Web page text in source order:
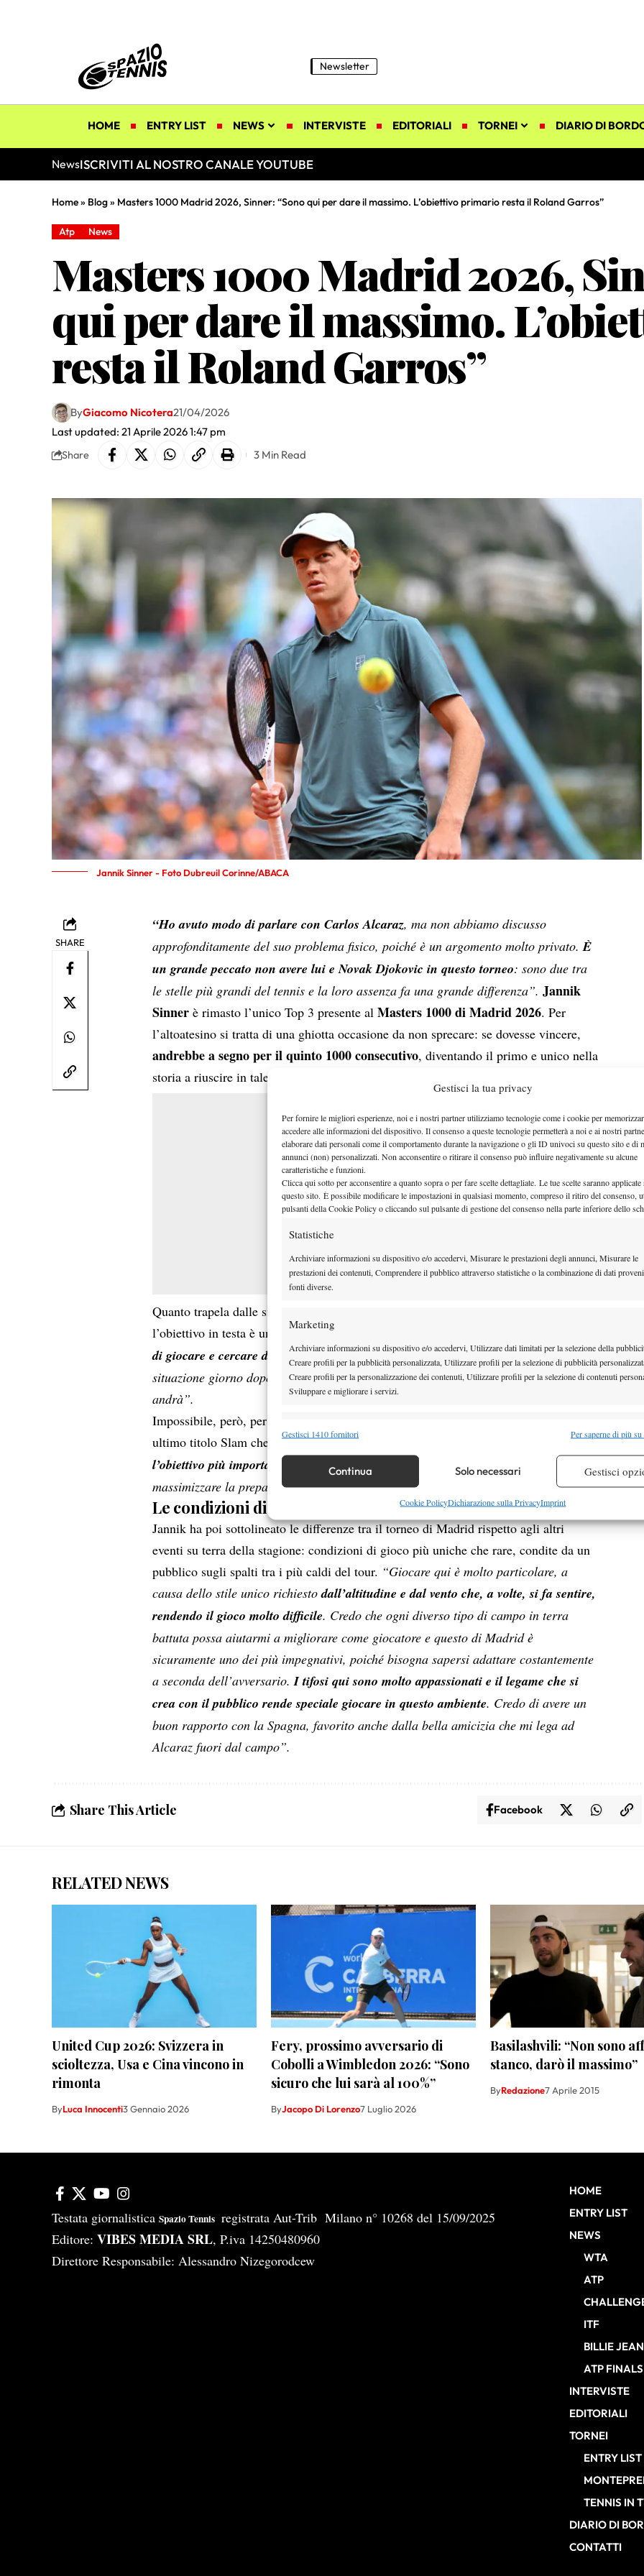
Gestisci la tua privacy
Per fornire le migliori esperienze, noi e i nostri partner utilizziamo tecnologie come i cookie per
accedere alle informazioni del dispositivo. Il consenso a queste tecnologie permetterà a noi e ai nostri
elaborare dati personali come il comportamento durante la navigazione o gli ID univoci su questo sito e di
annunci (non) personalizzati. Non acconsentire o ritirare il consenso può influire negativamente su alcune
caratteristiche e funzioni.
Clicca qui sotto per acconsentire a quanto sopra o per fare scelte dettagliate. Le tue scelte saranno applicate
questo sito. È possibile modificare le impostazioni in qualsiasi momento, compreso il ritiro del consenso,
pulsanti della Cookie Policy o cliccando sul pulsante di gestione del consenso nella parte inferiore dello
Statistiche
Archiviare informazioni su dispositivo e/o accedervi, Misurare le prestazioni degli annunci, Misurare le
prestazioni dei contenuti, Comprendere il pubblico attraverso statistiche o la combinazione di dati
fonti diverse.
Marketing
Archiviare informazioni su dispositivo e/o accedervi, Utilizzare dati limitati per la selezione della
Creare profili per la pubblicità personalizzata, Utilizzare profili per la selezione di pubblicità
Creare profili per la personalizzazione dei contenuti, Utilizzare profili per la selezione di contenuti
Sviluppare e migliorare i servizi.
Funzionalità
Identificare i dispositivi in base alle informazioni trasmesse automaticamente.
Garantire la sicurezza, prevenire e rilevare frodi, correggere errori,
Erogare e presentare pubblicità e contenuto, Salvare e comunicare le
Gestisci 1410 fornitori Per saperne di più
Continua Solo necessari Gestisci
Cookie PolicyDichiarazione sulla PrivacyImprint
Newsletter
HOME ENTRY LIST NEWS INTERVISTE EDITORIALI TORNEI DIARIO DI
NewsISCRIVITI AL NOSTRO CANALE YOUTUBE
Home» Blog» Masters 1000 Madrid 2026, Sinner: “Sono qui per dare il massimo. L’obiettivo primario resta il Roland Garros”
Atp News
Masters 1000 Madrid 2026,
qui per dare il massimo.
resta il Roland Garros”
Last updated: 21 Aprile 2026 1:47 pm
ByGiacomo Nicotera21/04/2026
Share 3 Min Read
Jannik Sinner - Foto Dubreuil Corinne/ABACA
SHARE
“Ho avuto modo di parlare conCarlos Alcaraz, ma non abbiamo discusso
approfonditamente del suo problema fisico, poiché è un argomento molto privato.È
un grande peccato non avere lui eNovak Djokovic in questo torneo: sono due tra
le stelle più grandi del tennis e la loro assenza fa una grande differenza”.Jannik
Sinner è rimasto l’unico Top 3 presente alMasters 1000 di Madrid 2026. Per
l’altoatesino si tratta di una ghiotta occasione da non sprecare: se dovesse vincere,
andrebbe a segno per il quinto 1000 consecutivo, diventando il primo e unico nella
storia a riuscire in tale impresa.
Quanto trapela dalle sue dichiarazioni direttamente dalla
l’obiettivo in testa è uno solo:“Il mio piano per questo torneo è, ovviamente, quello
di giocare e cercare di performare nel miglior modo possibile, affrontando la
situazione giorno dopo giorno. Sono qui per dare il massimo e vedremo come
andrà”.
Impossibile, però, per il numero 2 del tabellone non menzionare il
ultimo titolo Slam che manca nella bacheca dell’azzurro:
Nella mia mente so che
l’obiettivo più importante resta il Roland Garros
e stiamo lavorando per
massimizzare la preparazione, per essere nella forma migliore in quell’occasione”.
Le condizioni di gioco e il rapporto con il pubblico
Jannik ha poi sottolineato le differenze tra il torneo di Madrid rispetto agli altri
eventi su terra della stagione: condizioni di gioco più uniche che rare, condite da un
pubblico sugli spalti tra i più caldi del tour. “Giocare qui è molto particolare, a
causa dello stile unico richiestodall’altitudine e dal vento che, a volte, si fa sentire,
rendendo il gioco molto difficile. Credo che ogni diverso tipo di campo in terra
battuta possa aiutarmi a migliorare come giocatore e questo di Madrid è
sicuramente uno dei più impegnativi, poiché bisogna sapersi adattare costantemente
a seconda dell’avversario.I tifosi qui sono molto appassionati e il legame che si
crea con il pubblico rende speciale giocare in questo ambiente. Credo di avere un
buon rapporto con la Spagna, favorito anche dalla bella amicizia che mi lega ad
Alcaraz fuori dal campo”.
Share This Article Facebook
RELATED NEWS
United Cup 2026: Svizzera in
scioltezza, Usa e Cina vincono in
rimonta
ByLuca Innocenti3 Gennaio 2026
Fery, prossimo avversario di
Cobolli a Wimbledon 2026: “Sono
sicuro che lui sarà al 100%”
ByJacopo Di Lorenzo7 Luglio 2026
Basilashvili: “Non sono
stanco, darò il massimo”
ByRedazione7 Aprile 2015
Testata giornalistica Spazio Tennis registrata Aut-Trib Milano n° 10268 del 15/09/2025
Editore: VIBES MEDIA SRL, P.iva 14250480960
Direttore Responsabile: Alessandro Nizegorodcew
HOME
ENTRY LIST
NEWS
WTA
ATP
ITF
BILLIE
ATP FINALS
INTERVISTE
EDITORIALI
TORNEI
ENTRY LIST
TENNIS IN
DIARIO DI
CONTATTI